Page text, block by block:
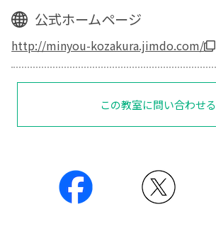
公式ホームページ
http://minyou-kozakura.jimdo.com/
この教室に問い合わせる